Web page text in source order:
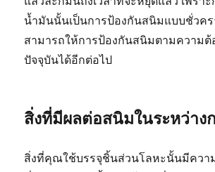
น้ำมันนั้นเป็นการป้องกันสนิมแบบชั่วคร
สามารถให้การป้องกันสนิมตามความต้
ปัจจุบันได้อีกต่อไป
สิ่งที่มีผลต่อสนิมในระหว่าง
สิ่งที่คุณใช้บรรจุชิ้นส่วนโลหะนั้นมีคว